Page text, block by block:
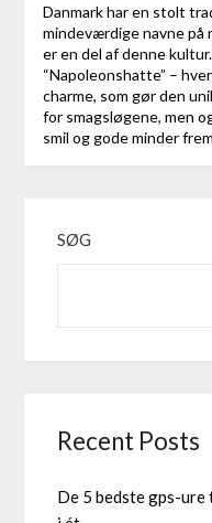
Danmark har en stolt
mindeværdige navne på
er en del af denne
“Napoleonshatte” –
charme, som gør den
for smagsløgene, men
smil og gode minder
SØG
Recent Posts
De 5 bedste gps-